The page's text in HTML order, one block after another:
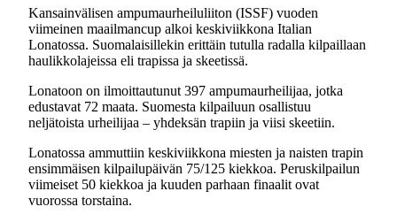
Kansainvälisen ampumaurheiluliiton (ISSF) vuoden
viimeinen maailmancup alkoi keskiviikkona Italian
Lonatossa. Suomalaisillekin erittäin tutulla radalla kilpaillaan
haulikkolajeissa eli trapissa ja skeetissä.
Lonatoon on ilmoittautunut 397 ampumaurheilijaa, jotka
edustavat 72 maata. Suomesta kilpailuun osallistuu
neljätoista urheilijaa – yhdeksän trapiin ja viisi skeetiin.
Lonatossa ammuttiin keskiviikkona miesten ja naisten trapin
ensimmäisen kilpailupäivän 75/125 kiekkoa. Peruskilpailun
viimeiset 50 kiekkoa ja kuuden parhaan finaalit ovat
vuorossa torstaina.